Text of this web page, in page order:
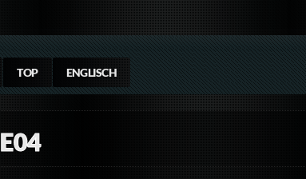
TOP ENGLISCH